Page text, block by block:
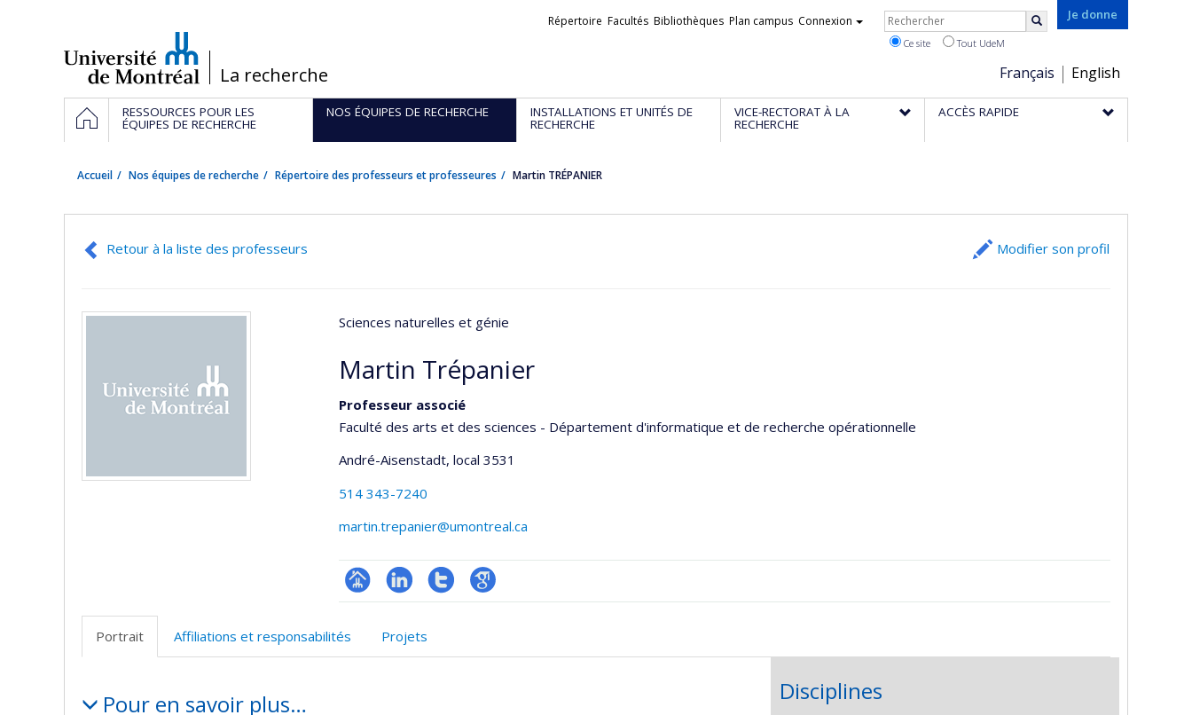
/La recherche
Je donne
Choix
de
la
Français English
Liens
Répertoire Facultés Bibliothèques Plan campus Connexion Rechercher
Ce site Tout UdeM
Navigation
principale
ACCUEILRESSOURCES POUR LES
ÉQUIPES DE RECHERCHE
NOS ÉQUIPES DE RECHERCHE INSTALLATIONS ET UNITÉS DE
RECHERCHE
VICE-RECTORAT À LA
RECHERCHE
ACCÈS RAPIDE
Accueil Nos équipes de recherche Répertoire des professeurs et professeures Martin TRÉPANIER
Retour à la liste des professeurs Modifier son profil
Sciences naturelles et génie
Martin Trépanier
Professeur associé
Faculté des arts et des sciences - Département d'informatique et de recherche opérationnelle
André-Aisenstadt, local 3531
514 343-7240
martin.trepanier@umontreal.ca
Page
(faculté,département,école)
LinkedInCompteGoogle
Portrait Affiliations et responsabilités Projets
Pour en savoir plus… Disciplines